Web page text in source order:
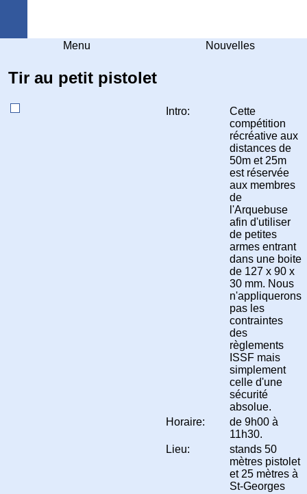
Menu Nouvelles
Tir au petit pistolet
Intro:
Cette
compétition
récréative aux
distances de
50m et 25m
est réservée
aux membres
de
l'Arquebuse
afin d'utiliser
de petites
armes entrant
dans une boite
de 127 x 90 x
30 mm. Nous
n'appliquerons
pas les
contraintes
des
règlements
ISSF mais
simplement
celle d'une
sécurité
absolue.
Horaire:
de 9h00 à
11h30.
Lieu:
stands 50
mètres pistolet
et 25 mètres à
St-Georges